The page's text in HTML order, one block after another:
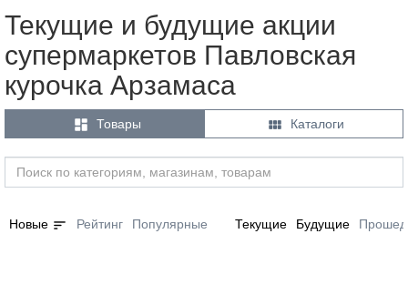
Текущие и будущие акции
супермаркетов Павловская
курочка Арзамаса
 Товары  Каталоги
Новые sort Рейтинг Популярные Текущие Будущие